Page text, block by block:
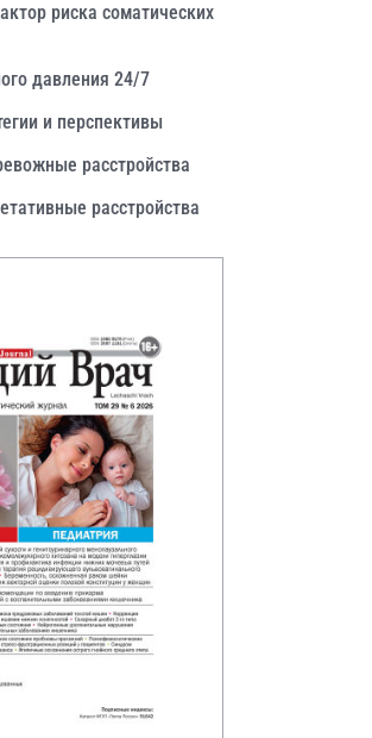
риска соматических
давления 24/7
и перспективы
расстройства
расстройства